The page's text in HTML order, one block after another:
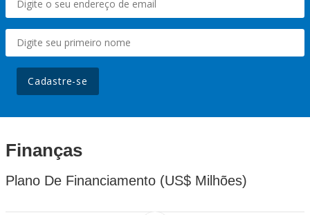
Cadastre-se
Finanças
Plano De Financiamento (US$ Milhões)